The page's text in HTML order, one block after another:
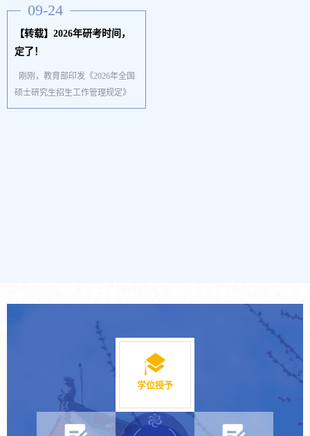
网上确认两个阶段。其中，网上
报名时间为20…
09-24
【转载】2026年研考时间，
定了！
刚刚，教育部印发《2026年全国
硕士研究生招生工作管理规定》
（以下简称《规定》）。《规
学位授予